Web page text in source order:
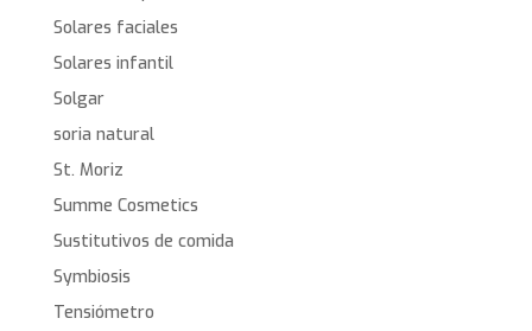
Solares faciales
Solares infantil
Solgar
soria natural
St. Moriz
Summe Cosmetics
Sustitutivos de comida
Symbiosis
Tensiómetro